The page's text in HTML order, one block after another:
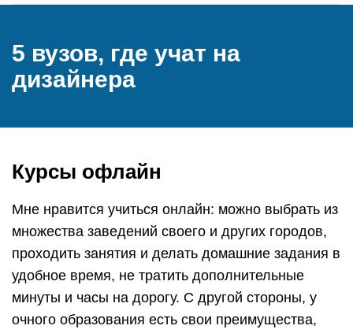
5 вузов, где учат на
дизайнера
Курсы офлайн
Мне нравится учиться онлайн: можно выбрать из
множества заведений своего и других городов,
проходить занятия и делать домашние задания в
удобное время, не тратить дополнительные
минуты и часы на дорогу. С другой стороны, у
очного образования есть свои преимущества,